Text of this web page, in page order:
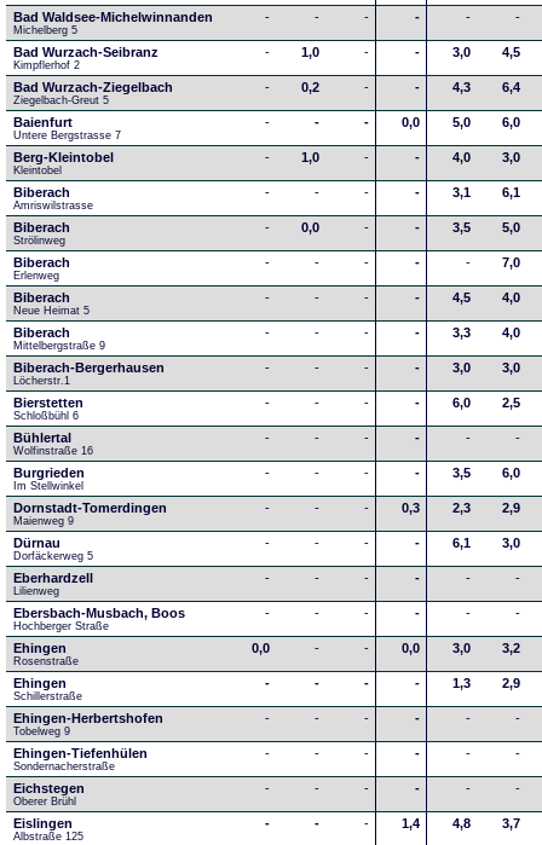
Bad Waldsee-Michelwinnanden
Michelberg 5
- - - - - -
Bad Wurzach-Seibranz
Kimpflerhof 2
- 1,0 - - 3,0 4,5
Bad Wurzach-Ziegelbach
Ziegelbach-Greut 5
- 0,2 - - 4,3 6,4
Baienfurt
Untere Bergstrasse 7
- - - 0,0 5,0 6,0
Berg-Kleintobel
Kleintobel
- 1,0 - - 4,0 3,0
Biberach
Amriswilstrasse
- - - - 3,1 6,1
Biberach
Strölinweg
- 0,0 - - 3,5 5,0
Biberach
Erlenweg
- - - - - 7,0
Biberach
Neue Heimat 5
- - - - 4,5 4,0
Biberach
Mittelbergstraße 9
- - - - 3,3 4,0
Biberach-Bergerhausen
Löcherstr.1
- - - - 3,0 3,0
Bierstetten
Schloßbühl 6
- - - - 6,0 2,5
Bühlertal
Wolfinstraße 16
- - - - - -
Burgrieden
Im Stellwinkel
- - - - 3,5 6,0
Dornstadt-Tomerdingen
Maienweg 9
- - - 0,3 2,3 2,9
Dürnau
Dorfäckerweg 5
- - - - 6,1 3,0
Eberhardzell
Lilienweg
- - - - - -
Ebersbach-Musbach, Boos
Hochberger Straße
- - - - - -
Ehingen
Rosenstraße
0,0 - - 0,0 3,0 3,2
Ehingen
Schillerstraße
- - - - 1,3 2,9
Ehingen-Herbertshofen
Tobelweg 9
- - - - - -
Ehingen-Tiefenhülen
Sondernacherstraße
- - - - - -
Eichstegen
Oberer Brühl
- - - - - -
Eislingen
Albstraße 125
- - - 1,4 4,8 3,7